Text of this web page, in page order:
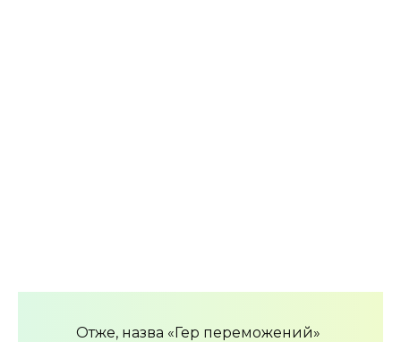
Отже, назва «Гер переможений»